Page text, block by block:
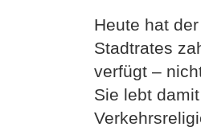
Heute hat
Stadtrates
verfügt –
Sie lebt